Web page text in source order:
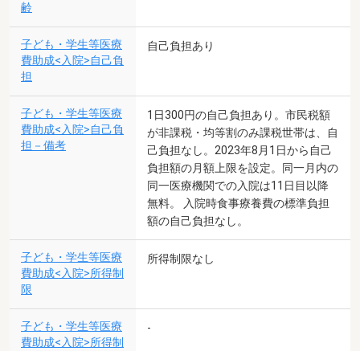
齢
子ども・学生等医療
費助成<入院>自己負
担
自己負担あり
子ども・学生等医療
費助成<入院>自己負
担－備考
1日300円の自己負担あり。市民税額
が非課税・均等割のみ課税世帯は、自
己負担なし。2023年8月1日から自己
負担額の月額上限を設定。同一月内の
同一医療機関での入院は11日目以降
無料。 入院時食事療養費の標準負担
額の自己負担なし。
子ども・学生等医療
費助成<入院>所得制
限
所得制限なし
子ども・学生等医療
費助成<入院>所得制
-